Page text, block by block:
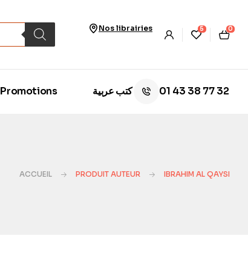
Nos librairies 5 0
Promotions كتب عربية 01 43 38 77 32
ACCUEIL PRODUIT AUTEUR IBRAHIM AL QAYSI